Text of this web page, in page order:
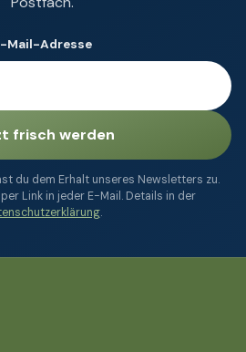
Mail-Adresse
frisch werden
du dem Erhalt unseres Newsletters zu.
Link in jeder E-Mail. Details in der
.